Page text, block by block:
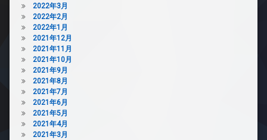
2022年3月
2022年2月
2022年1月
2021年12月
2021年11月
2021年10月
2021年9月
2021年8月
2021年7月
2021年6月
2021年5月
2021年4月
2021年3月